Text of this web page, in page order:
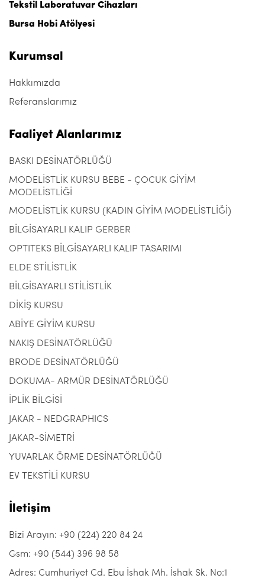
Tekstil Laboratuvar Cihazları
Bursa Hobi Atölyesi
Kurumsal
Hakkımızda
Referanslarımız
Faaliyet Alanlarımız
BASKI DESİNATÖRLÜĞÜ
MODELİSTLİK KURSU BEBE - ÇOCUK GİYİM
MODELİSTLİĞİ
MODELİSTLİK KURSU (KADIN GİYİM MODELİSTLİĞİ)
BİLGİSAYARLI KALIP GERBER
OPTITEKS BİLGİSAYARLI KALIP TASARIMI
ELDE STİLİSTLİK
BİLGİSAYARLI STİLİSTLİK
DİKİŞ KURSU
ABİYE GİYİM KURSU
NAKIŞ DESİNATÖRLÜĞÜ
BRODE DESİNATÖRLÜĞÜ
DOKUMA- ARMÜR DESİNATÖRLÜĞÜ
İPLİK BİLGİSİ
JAKAR - NEDGRAPHICS
JAKAR-SİMETRİ
YUVARLAK ÖRME DESİNATÖRLÜĞÜ
EV TEKSTİLİ KURSU
İletişim
Bizi Arayın: +90 (224) 220 84 24
Gsm: +90 (544) 396 98 58
Adres: Cumhuriyet Cd. Ebu İshak Mh. İshak Sk. No:1